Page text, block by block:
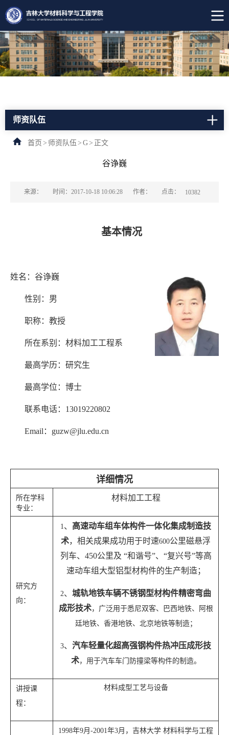
师资队伍
首页 > 师资队伍 > G> 正文
谷诤巍
来源： 时间：2017-10-18 10:06:28 作者： 点击： 10382
基本情况
姓名： 谷诤巍
性别： 男
职称： 教授
所在系别： 材料加工工程系
最高学历： 研究生
最高学位： 博士
联系电话： 13019220802
Email ： guzw@jlu.edu.cn
详细情况
所在学科
专业：
材料加工工程
研究方
向：
1 、 高速动车组车体构件一体化集成制造技
术，相关成果成功用于时速600公里磁悬浮
列车、 450公里及 “和谐号”、 “复兴号”等高
速动车组大型铝型材构件的生产制造；
2、 城轨地铁车辆不锈钢型材构件精密弯曲
成形技术，广泛用于悉尼双客、巴西地铁、阿根
廷地铁、香港地铁、北京地铁等制造；
3、 汽车轻量化超高强钢构件热冲压成形技
术，用于汽车车门防撞梁等构件的制造。
讲授课
程：
材料成型工艺与设备
1998年9月 -2001 年3月， 吉林大学 材料科学与工程